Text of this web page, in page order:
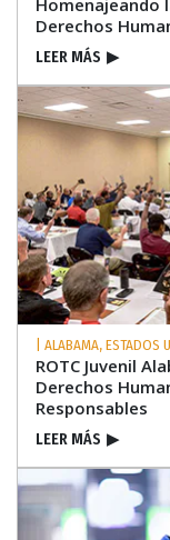
Homenajeando
Derechos
LEER MÁS ▶
| ALABAMA, ESTADOS
ROTC Juvenil
Derechos
Responsables
LEER MÁS ▶